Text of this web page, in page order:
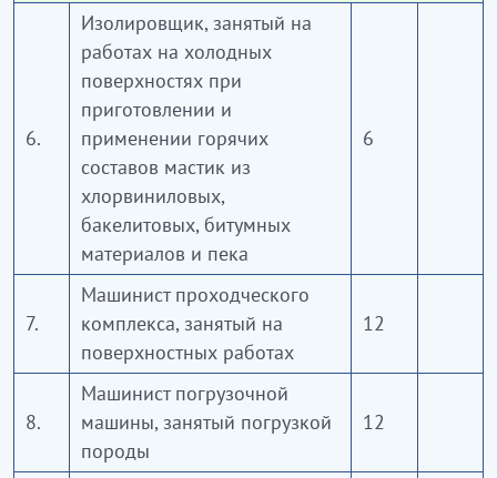
6.
Изолировщик, занятый на
работах на холодных
поверхностях при
приготовлении и
применении горячих
составов мастик из
хлорвиниловых,
бакелитовых, битумных
материалов и пека
6
7.
Машинист проходческого
комплекса, занятый на
поверхностных работах
12
8.
Машинист погрузочной
машины, занятый погрузкой
породы
12